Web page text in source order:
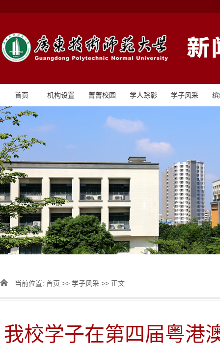
首页 机构设置 菁菁校园 学人踪影 学子风采
当前位置: 首页 >> 学子风采 >> 正文
我校学子在第四届粤港